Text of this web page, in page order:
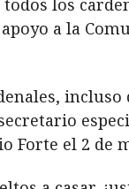
los
a la
incluso
Forte el 2 de